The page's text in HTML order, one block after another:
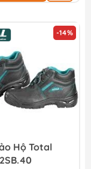
-14%
Hộ Total